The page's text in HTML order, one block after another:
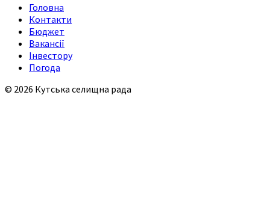
Головна
Контакти
Бюджет
Вакансії
Інвестору
Погода
© 2026 Кутська селищна рада